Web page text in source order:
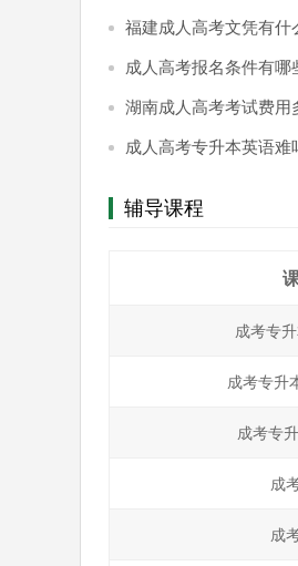
福建成人高考文凭有什
成人高考报名条件有哪
湖南成人高考考试费用
成人高考专升本英语难
辅导课程
成考专
成考专升
成考专
成
成